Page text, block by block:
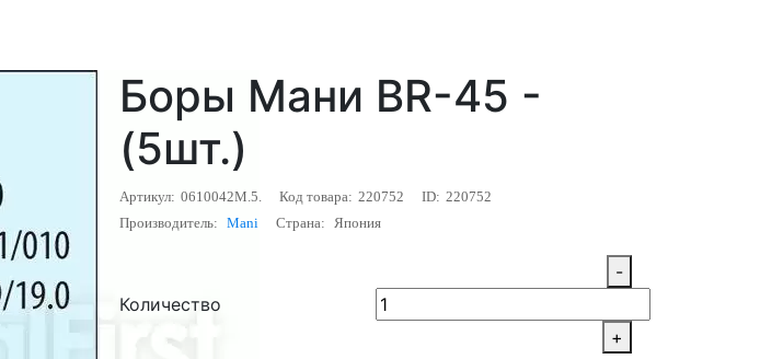
Боры Мани BR-45 -
(5шт.)
Артикул: 0610042M.5. Код товара: 220752 ID: 220752
Производитель: Mani Страна: Япония
Количество
-
+